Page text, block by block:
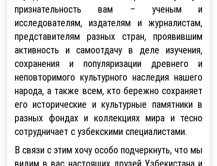
признательность вам – ученым и
исследователям, издателям и журналистам,
представителям разных стран, проявившим
активность и самоотдачу в деле изучения,
сохранения и популяризации древнего и
неповторимого культурного наследия нашего
народа, а также всем, кто бережно сохраняет
его исторические и культурные памятники в
разных фондах и коллекциях мира и тесно
сотрудничает с узбекскими специалистами.
В связи с этим хочу особо подчеркнуть, что мы
видим в вас настоящих друзей Узбекистана и